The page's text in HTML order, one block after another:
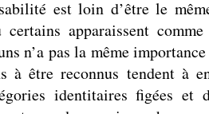
est loin d’être le
apparaissent
n’a pas la même
à être reconnus tendent à
identitaires figées et